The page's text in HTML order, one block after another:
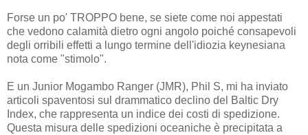
Forse un po' TROPPO bene, se siete come noi appestati
che vedono calamità dietro ogni angolo poiché consapevoli
degli orribili effetti a lungo termine dell'idiozia keynesiana
nota come "stimolo".
E un Junior Mogambo Ranger (JMR), Phil S, mi ha inviato
articoli spaventosi sul drammatico declino del Baltic Dry
Index, che rappresenta un indice dei costi di spedizione.
Questa misura delle spedizioni oceaniche è precipitata a